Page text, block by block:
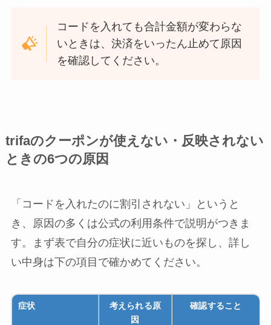
コードを入れても合計金額が変わらな
いときは、決済をいったん止めて原因
を確認してください。
trifaのクーポンが使えない・反映されない
ときの6つの原因
「コードを入れたのに割引されない」というと
き、原因の多くは公式の利用条件で説明がつきま
す。まず表で自分の症状に近いものを探し、詳し
い中身は下の項目で確かめてください。
症状
考えられる原
因
確認すること